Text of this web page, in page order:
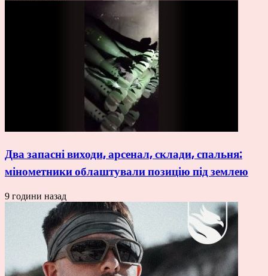
Два запасні виходи, арсенал, склади, спальня:
мінометники облаштували позицію під землею
9 години назад